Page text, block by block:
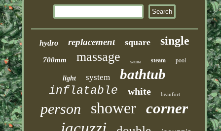
hydro replacement square single
700mm massage sauna steam pool
light system bathtub
inflatable white beaufort
person shower corner